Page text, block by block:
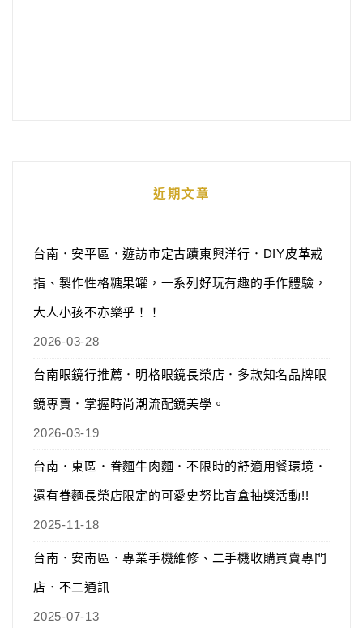
近期文章
台南．安平區．遊訪市定古蹟東興洋行．DIY皮革戒
指、製作性格糖果罐，一系列好玩有趣的手作體驗，
大人小孩不亦樂乎！！
2026-03-28
台南眼鏡行推薦．明格眼鏡長榮店．多款知名品牌眼
鏡專賣．掌握時尚潮流配鏡美學。
2026-03-19
台南．東區．眷麵牛肉麵．不限時的舒適用餐環境．
還有眷麵長榮店限定的可愛史努比盲盒抽獎活動!!
2025-11-18
台南．安南區．專業手機維修、二手機收購買賣專門
店．不二通訊
2025-07-13